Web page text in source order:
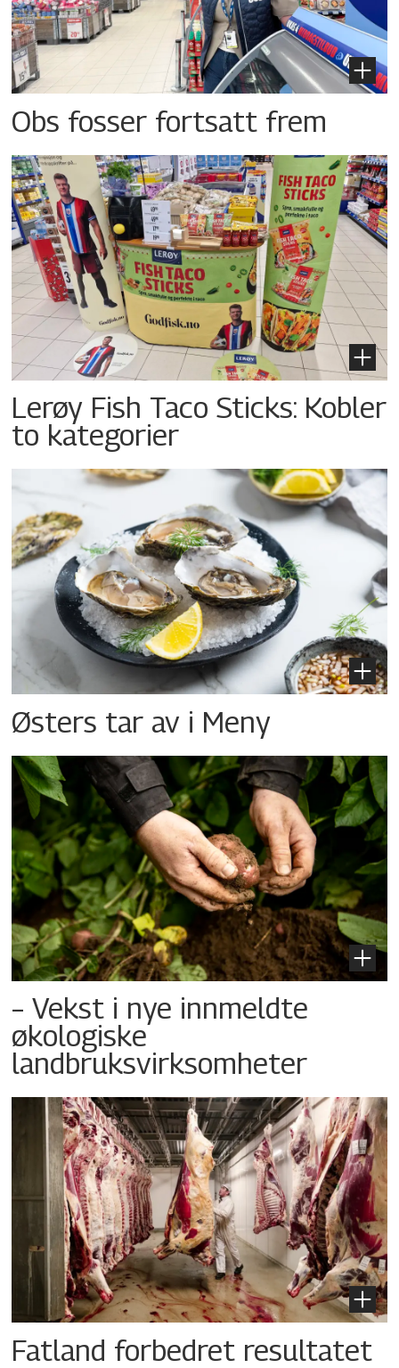
Obs fosser fortsatt frem
Lerøy Fish Taco Sticks: Kobler
to kategorier
Østers tar av i Meny
– Vekst i nye innmeldte
økologiske
landbruksvirksomheter
Fatland forbedret resultatet